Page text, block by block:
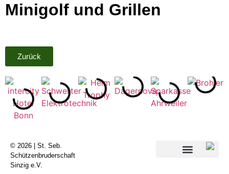
Minigolf und Grillen
Zurück
© 2026 | St. Seb.
Schützenbruderschaft
Sinzig e.V.